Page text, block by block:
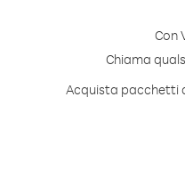
Con
Chiama
Acquista pacchetti